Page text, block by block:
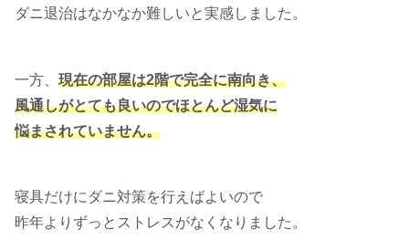
ダニ退治はなかなか難しいと実感しました。
一方、 現在の部屋は2階で完全に南向き、
風通しがとても良いのでほとんど湿気に
悩まされていません。
寝具だけにダニ対策を行えばよいので
昨年よりずっとストレスがなくなりました。